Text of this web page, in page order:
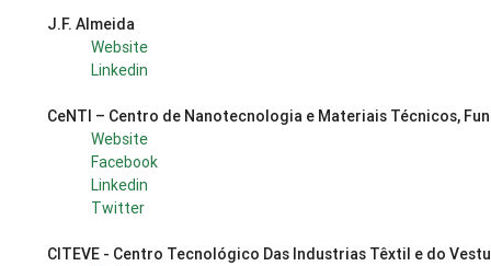
J.F. Almeida
Website
Linkedin
CeNTI – Centro de Nanotecnologia e Materiais Técnicos,
Website
Facebook
Linkedin
Twitter
CITEVE - Centro Tecnológico Das Industrias Têxtil e do